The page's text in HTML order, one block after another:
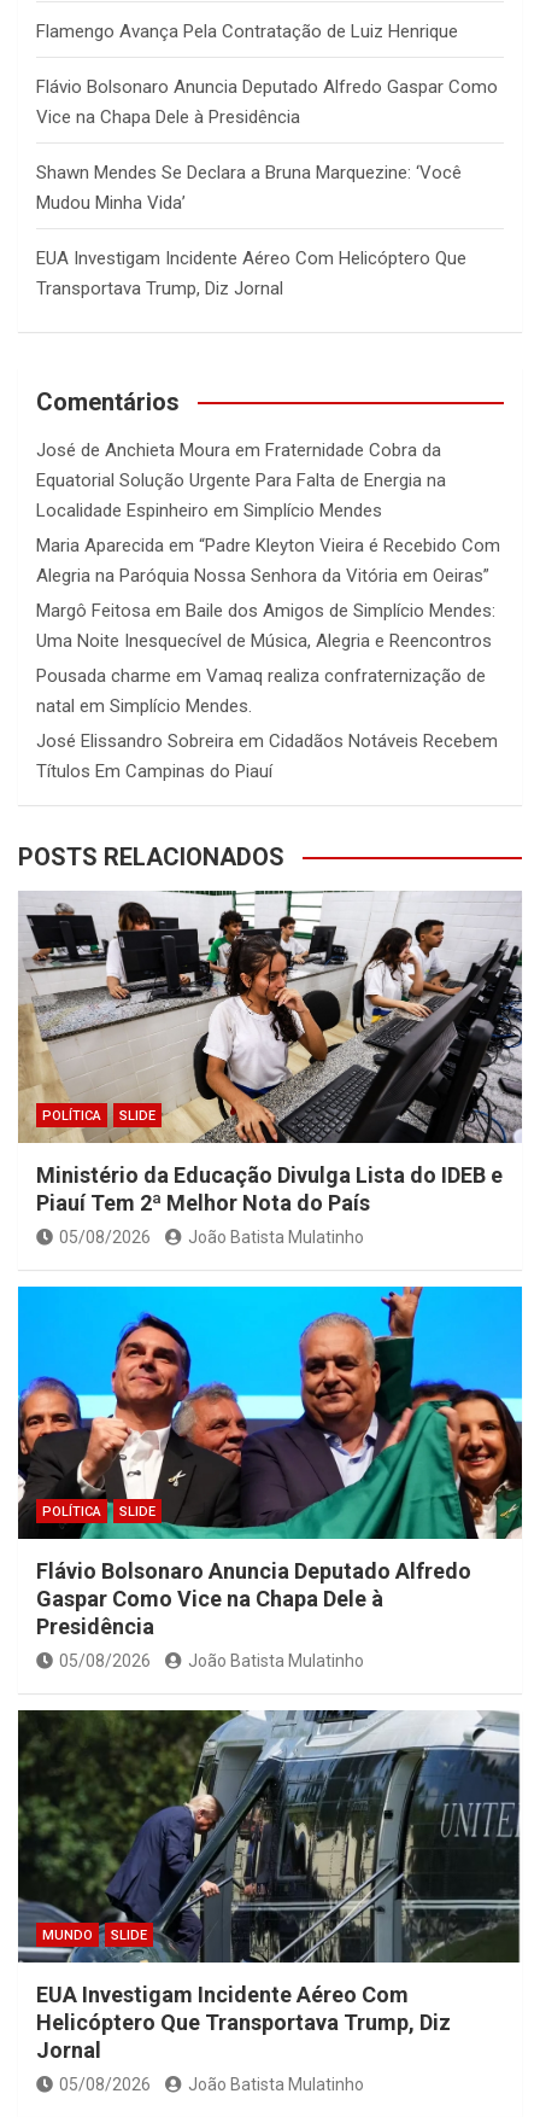
Flamengo Avança Pela Contratação de Luiz Henrique
Flávio Bolsonaro Anuncia Deputado Alfredo Gaspar Como
Vice na Chapa Dele à Presidência
Shawn Mendes Se Declara a Bruna Marquezine: ‘Você
Mudou Minha Vida’
EUA Investigam Incidente Aéreo Com Helicóptero Que
Transportava Trump, Diz Jornal
Comentários
José de Anchieta Moura em Fraternidade Cobra da
Equatorial Solução Urgente Para Falta de Energia na
Localidade Espinheiro em Simplício Mendes
Maria Aparecida em “Padre Kleyton Vieira é Recebido Com
Alegria na Paróquia Nossa Senhora da Vitória em Oeiras”
Margô Feitosa em Baile dos Amigos de Simplício Mendes:
Uma Noite Inesquecível de Música, Alegria e Reencontros
Pousada charme em Vamaq realiza confraternização de
natal em Simplício Mendes.
José Elissandro Sobreira em Cidadãos Notáveis Recebem
Títulos Em Campinas do Piauí
POSTS RELACIONADOS
POLÍTICA SLIDE
Ministério da Educação Divulga Lista do IDEB e
Piauí Tem 2ª Melhor Nota do País
05/08/2026 João Batista Mulatinho
POLÍTICA SLIDE
Flávio Bolsonaro Anuncia Deputado Alfredo
Gaspar Como Vice na Chapa Dele à
Presidência
05/08/2026 João Batista Mulatinho
MUNDO SLIDE
EUA Investigam Incidente Aéreo Com
Helicóptero Que Transportava Trump, Diz
Jornal
05/08/2026 João Batista Mulatinho